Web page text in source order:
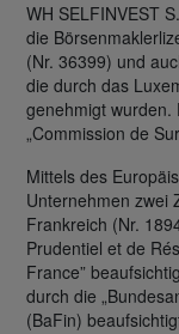
WH SELFINVEST
die
(Nr. 36399) und
die durch das
genehmigt wurden.
„Commission de
Mittels des
Unternehmen zwei
Frankreich (Nr.
Prudentiel et de
France”
durch die
(BaFin)